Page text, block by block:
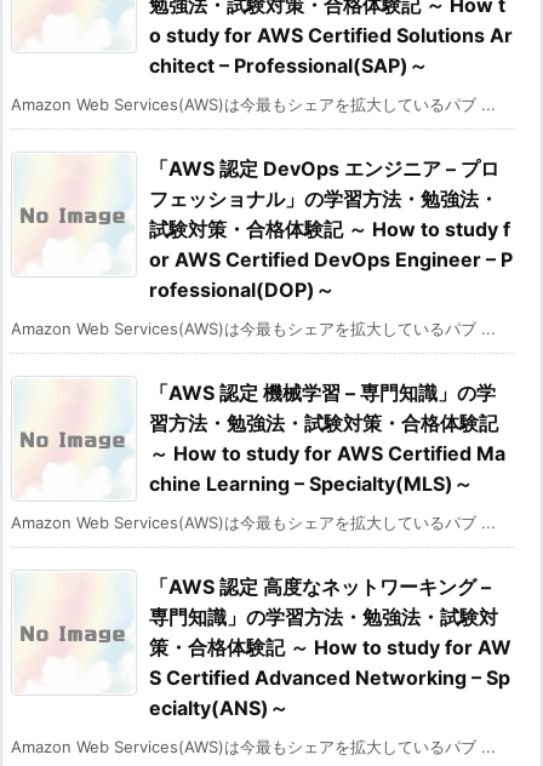
勉強法・試験対策・合格体験記 ～ How t
o study for AWS Certified Solutions Ar
chitect – Professional(SAP)～
Amazon Web Services(AWS)は今最もシェアを拡大しているパブ ...
「AWS 認定 DevOps エンジニア – プロ
フェッショナル」の学習方法・勉強法・
試験対策・合格体験記 ～ How to study f
or AWS Certified DevOps Engineer – P
rofessional(DOP)～
Amazon Web Services(AWS)は今最もシェアを拡大しているパブ ...
「AWS 認定 機械学習 – 専門知識」の学
習方法・勉強法・試験対策・合格体験記
～ How to study for AWS Certified Ma
chine Learning – Specialty(MLS)～
Amazon Web Services(AWS)は今最もシェアを拡大しているパブ ...
「AWS 認定 高度なネットワーキング –
専門知識」の学習方法・勉強法・試験対
策・合格体験記 ～ How to study for AW
S Certified Advanced Networking – Sp
ecialty(ANS)～
Amazon Web Services(AWS)は今最もシェアを拡大しているパブ ...